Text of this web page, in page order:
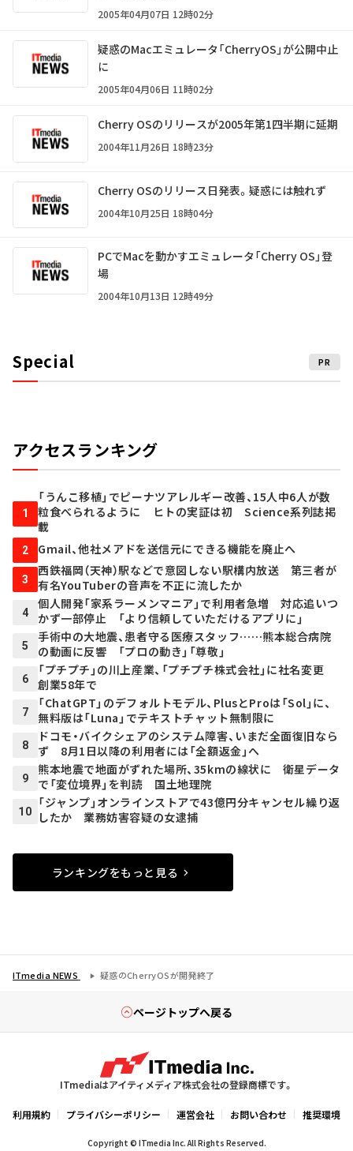
2005年04月07日 12時02分
疑惑のMacエミュレータ「CherryOS」が公開中止
に
2005年04月06日 11時02分
Cherry OSのリリースが2005年第1四半期に延期
2004年11月26日 18時23分
Cherry OSのリリース日発表。疑惑には触れず
2004年10月25日 18時04分
PCでMacを動かすエミュレータ「Cherry OS」登
場
2004年10月13日 12時49分
Special PR
アクセスランキング
1
「うんこ移植」でピーナツアレルギー改善、15人中6人が数
粒食べられるように ヒトの実証は初 Science系列誌掲
載
2 Gmail、他社メアドを送信元にできる機能を廃止へ
3
西鉄福岡（天神）駅などで意図しない駅構内放送 第三者が
有名YouTuberの音声を不正に流したか
4
個人開発「家系ラーメンマニア」で利用者急増 対応追いつ
かず一部停止 「より信頼していただけるアプリに」
5
手術中の大地震、患者守る医療スタッフ……熊本総合病院
の動画に反響 「プロの動き」「尊敬」
6
「プチプチ」の川上産業、「プチプチ株式会社」に社名変更
創業58年で
7
「ChatGPT」のデフォルトモデル、PlusとProは「Sol」に、
無料版は「Luna」でテキストチャット無制限に
8
ドコモ・バイクシェアのシステム障害、いまだ全面復旧なら
ず 8月1日以降の利用者には「全額返金」へ
9
熊本地震で地面がずれた場所、35kmの線状に 衛星データ
で「変位境界」を判読 国土地理院
10
「ジャンプ」オンラインストアで43億円分キャンセル繰り返
したか 業務妨害容疑の女逮捕
ランキングをもっと見る
ITmedia NEWS 疑惑のCherryOSが開発終了
ページトップへ戻る
ITmediaはアイティメディア株式会社の登録商標です。
利用規約 プライバシーポリシー 運営会社 お問い合わせ 推奨環境
Copyright © ITmedia Inc. All Rights Reserved.